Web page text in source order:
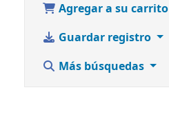
Agregar a su carrito
Guardar registro
Más búsquedas